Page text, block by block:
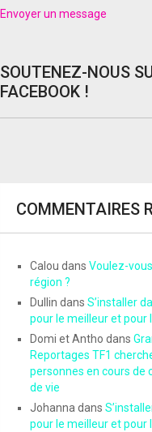
Envoyer un message
SOUTENEZ-NOUS
FACEBOOK !
COMMENTAIRES
Calou dans Voulez-
région ?
Dullin dans S’installer
pour le meilleur et pour
Domi et Antho dans
Reportages TF1
personnes en cours de
de vie
Johannadans
pour le meilleur et pour